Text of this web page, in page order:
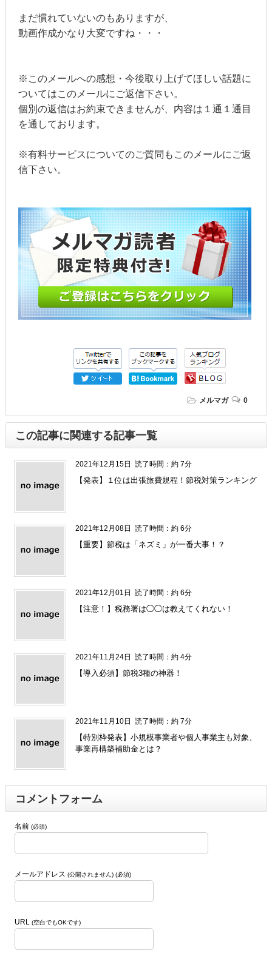
まだ慣れていないのもありますが、
動画作成かなり大変ですね・・・
※このメールへの感想・今後取り上げてほしい話題に
ついてはこのメールにご返信下さい。
個別の返信はお約束できませんが、内容は１通１通目
を通しております。
※有料サービスについてのご質問もこのメールにご返
信下さい。
メルマガ 0
この記事に関連する記事一覧
2021年12月15日 読了時間：約 7分
【発表】１位は出張旅費規程！節税対策ランキング
2021年12月08日 読了時間：約 6分
【重要】節税は「ネズミ」が一番大事！？
2021年12月01日 読了時間：約 6分
【注意！】税務署は◯◯は教えてくれない！
2021年11月24日 読了時間：約 4分
【導入必須】節税3種の神器！
2021年11月10日 読了時間：約 7分
【特別枠発表】小規模事業者や個人事業主も対象、
事業再構築補助金とは？
コメントフォーム
名前 (必須)
メールアドレス (公開されません) (必須)
URL (空白でもOKです)